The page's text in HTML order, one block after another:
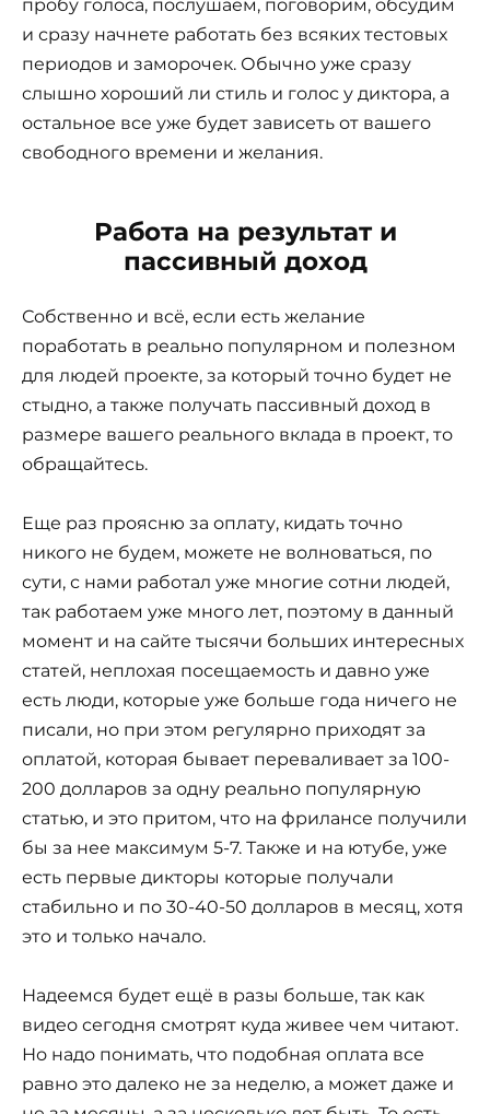
пробу голоса, послушаем, поговорим, обсудим
и сразу начнете работать без всяких тестовых
периодов и заморочек. Обычно уже сразу
слышно хороший ли стиль и голос у диктора, а
остальное все уже будет зависеть от вашего
свободного времени и желания.
Работа на результат и
пассивный доход
Собственно и всё, если есть желание
поработать в реально популярном и полезном
для людей проекте, за который точно будет не
стыдно, а также получать пассивный доход в
размере вашего реального вклада в проект, то
обращайтесь.
Еще раз проясню за оплату, кидать точно
никого не будем, можете не волноваться, по
сути, с нами работал уже многие сотни людей,
так работаем уже много лет, поэтому в данный
момент и на сайте тысячи больших интересных
статей, неплохая посещаемость и давно уже
есть люди, которые уже больше года ничего не
писали, но при этом регулярно приходят за
оплатой, которая бывает переваливает за 100-
200 долларов за одну реально популярную
статью, и это притом, что на фрилансе получили
бы за нее максимум 5-7. Также и на ютубе, уже
есть первые дикторы которые получали
стабильно и по 30-40-50 долларов в месяц, хотя
это и только начало.
Надеемся будет ещё в разы больше, так как
видео сегодня смотрят куда живее чем читают.
Но надо понимать, что подобная оплата все
равно это далеко не за неделю, а может даже и